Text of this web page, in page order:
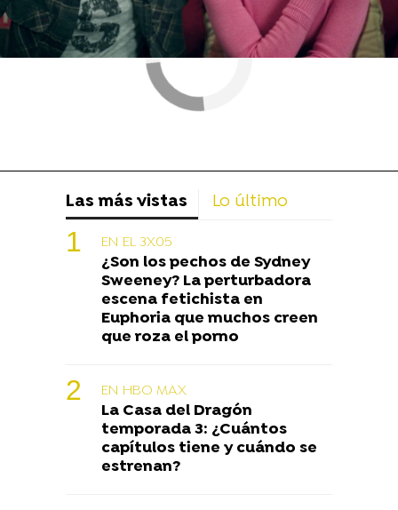
Las más vistas Lo último
EN EL 3X05
¿Son los pechos de Sydney
Sweeney? La perturbadora
escena fetichista en
Euphoria que muchos creen
que roza el porno
EN HBO MAX
La Casa del Dragón
temporada 3: ¿Cuántos
capítulos tiene y cuándo se
estrenan?